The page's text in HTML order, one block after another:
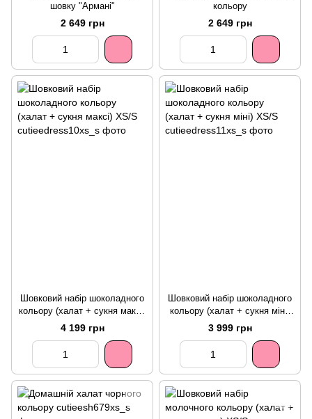
шовку "Армані"
2 649 грн
кольору
2 649 грн
Шовковий набір шоколадного
кольору (халат + сукня максі)
XS/S
4 199 грн
Шовковий набір шоколадного
кольору (халат + сукня міні)
XS/S
3 999 грн